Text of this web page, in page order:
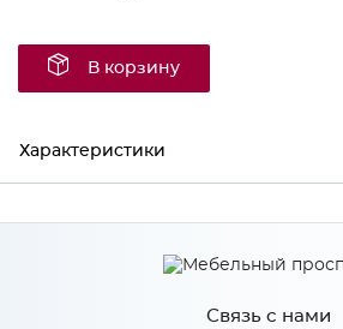
В корзину
Характеристики
Ширина 597
708
16
Связь с нами